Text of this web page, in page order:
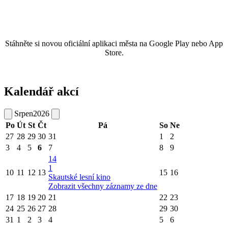
Stáhněte si novou oficiální aplikaci města na Google Play nebo App
Store.
Kalendář akcí
Srpen2026
Po Út St Čt Pá So Ne
27 28 29 30 31 1
2
3
4 5 6 7 8 9
10 11 12 13
14
1
Skautské lesní kino
Zobrazit všechny záznamy ze dne
15 16
17 18 19 20 21 22 23
24 25 26 27 28 29 30
31 1 2 3 4 5 6